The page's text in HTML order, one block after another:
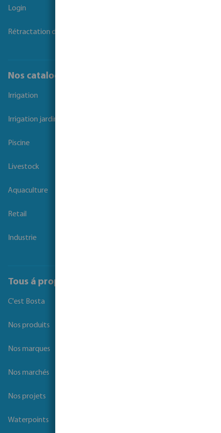
Login
Rétractation du contrat
Nos catalogues
Irrigation
Irrigation jardins et parcs
Piscine
Livestock
Aquaculture
Retail
Industrie
Tous á propos de Bosta
C'est Bosta
Nos produits
Nos marques
Nos marchés
Nos projets
Waterpoints